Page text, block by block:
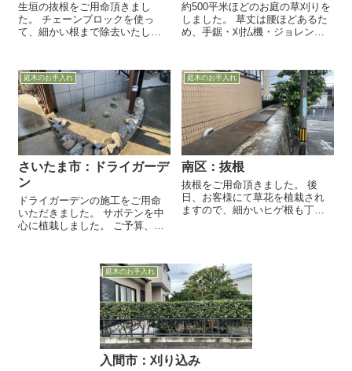
生垣の抜根をご用命頂きまし
た。 チェーンブロックを使っ
て、細かい根まで除去いたしま
約500平米ほどのお庭の草刈りを
しました。 草丈は腰ほどあるた
め、手鋸・刈払機・ジョレンな
意しながら、土面が見えるまで
刈払機にて草を刈ります。 ...
庭木のお手入れ
さいたま市：ドライガーデ
ン
ドライガーデンの施工をご用命
いただきました。 サボテンを中
心に植栽しました。 ご予算、ご
庭木のお手入れ
南区：抜根
抜根をご用命頂きました。 後
日、お客様にて草花を植栽され
ますので、細かいヒゲ根も丁寧
庭木のお手入れ
入間市：刈り込み